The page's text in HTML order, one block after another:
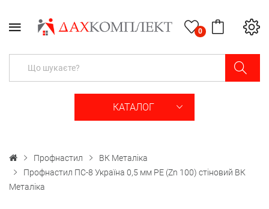
0
КАТАЛОГ
Профнастил
ВК Металіка
Профнастил ПС-8 Україна 0,5 мм РЕ (Zn 100) стіновий ВК
Металіка